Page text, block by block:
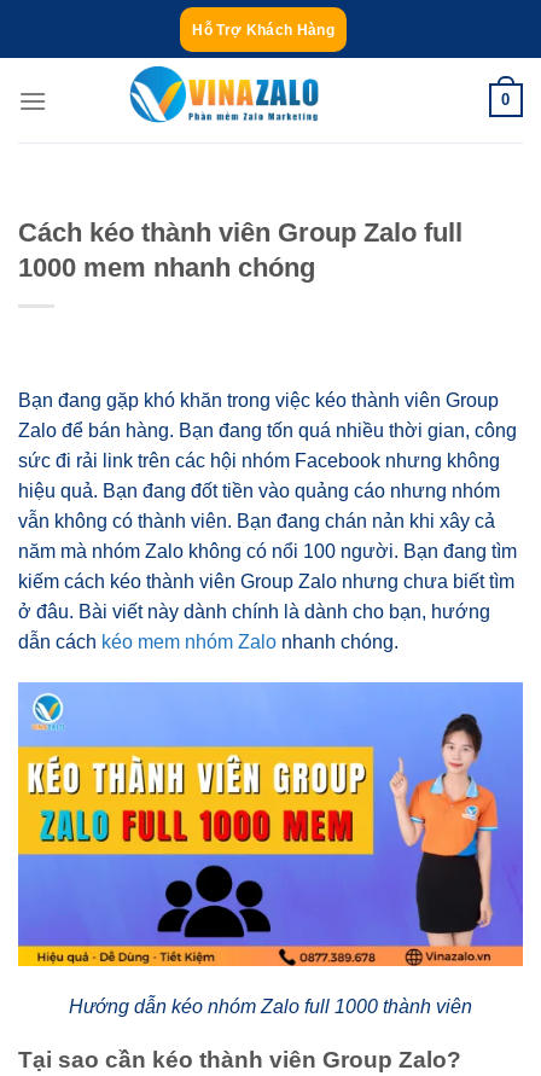
dung
Hỗ Trợ Khách Hàng
0
Cách kéo thành viên Group Zalo full
1000 mem nhanh chóng
Bạn đang gặp khó khăn trong việc kéo thành viên Group
Zalo để bán hàng. Bạn đang tốn quá nhiều thời gian, công
sức đi rải link trên các hội nhóm Facebook nhưng không
hiệu quả. Bạn đang đốt tiền vào quảng cáo nhưng nhóm
vẫn không có thành viên. Bạn đang chán nản khi xây cả
năm mà nhóm Zalo không có nổi 100 người. Bạn đang tìm
kiếm cách kéo thành viên Group Zalo nhưng chưa biết tìm
ở đâu. Bài viết này dành chính là dành cho bạn, hướng
dẫn cách kéo mem nhóm Zalo nhanh chóng.
Hướng dẫn kéo nhóm Zalo full 1000 thành viên
Tại sao cần kéo thành viên Group Zalo?